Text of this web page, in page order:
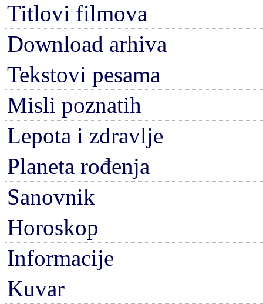
Titlovi filmova
Download arhiva
Tekstovi pesama
Misli poznatih
Lepota i zdravlje
Planeta rođenja
Sanovnik
Horoskop
Informacije
Kuvar